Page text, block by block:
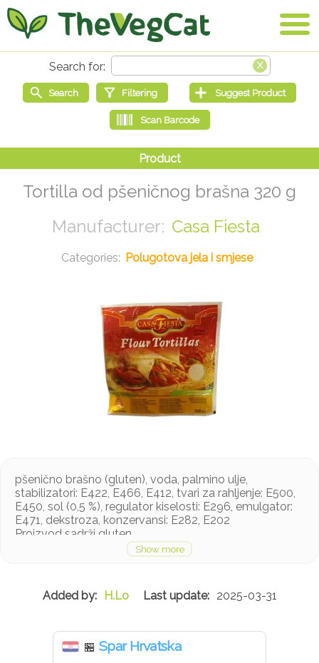
Tortilla od pšeničnog brašna 320 g
Casa Fiesta
Polugotova jela i smjese
pšenično brašno (gluten), voda, palmino ulje,
stabilizatori: E422, E466, E412, tvari za rahljenje: E500,
E450, sol (0,5 %), regulator kiselosti: E296, emulgator:
E471, dekstroza, konzervansi: E282, E202
Proizvod sadrži gluten
H.Lo 2025-03-31
🏪 Spar Hrvatska